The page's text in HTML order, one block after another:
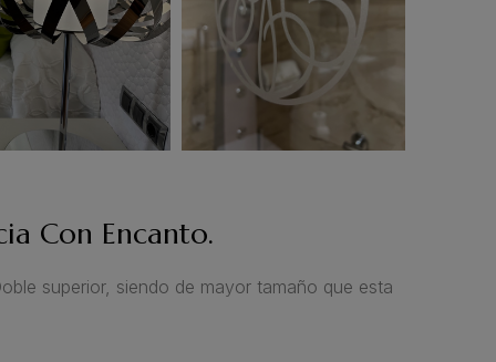
Con Encanto.
superior, siendo de mayor tamaño que esta